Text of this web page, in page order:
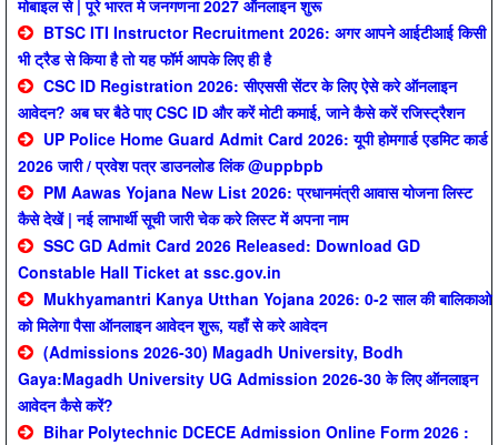
मोबाइल से | पूरे भारत मे जनगणना 2027 ऑनलाइन शुरू
BTSC ITI Instructor Recruitment 2026: अगर आपने आईटीआई किसी
भी ट्रैड से किया है तो यह फॉर्म आपके लिए ही है
CSC ID Registration 2026: सीएससी सेंटर के लिए ऐसे करे ऑनलाइन
आवेदन? अब घर बैठे पाए CSC ID और करें मोटी कमाई, जाने कैसे करें रजिस्ट्रैशन
UP Police Home Guard Admit Card 2026: यूपी होमगार्ड एडमिट कार्ड
2026 जारी / प्रवेश पत्र डाउनलोड लिंक @uppbpb
PM Aawas Yojana New List 2026: प्रधानमंत्री आवास योजना लिस्ट
कैसे देखें | नई लाभार्थी सूची जारी चेक करे लिस्ट में अपना नाम
SSC GD Admit Card 2026 Released: Download GD
Constable Hall Ticket at ssc.gov.in
Mukhyamantri Kanya Utthan Yojana 2026: 0-2 साल की बालिकाओ
को मिलेगा पैसा ऑनलाइन आवेदन शुरू, यहाँ से करे आवेदन
(Admissions 2026-30) Magadh University, Bodh
Gaya:Magadh University UG Admission 2026-30 के लिए ऑनलाइन
आवेदन कैसे करें?
Bihar Polytechnic DCECE Admission Online Form 2026 :